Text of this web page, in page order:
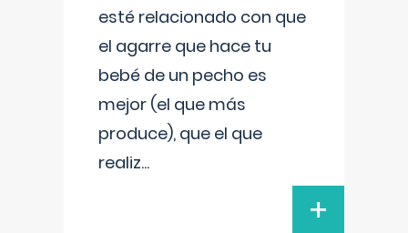
esté relacionado con que
el agarre que hace tu
bebé de un pecho es
mejor (el que más
produce), que el que
realiz...
+